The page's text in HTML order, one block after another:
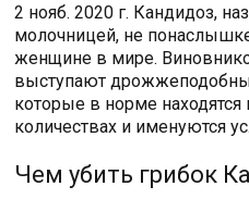
2 нояб. 2020 г. Кандидоз,
молочницей, не
женщине в мире.
выступают
которые в норме
количествах и именуются
Чем убить грибок